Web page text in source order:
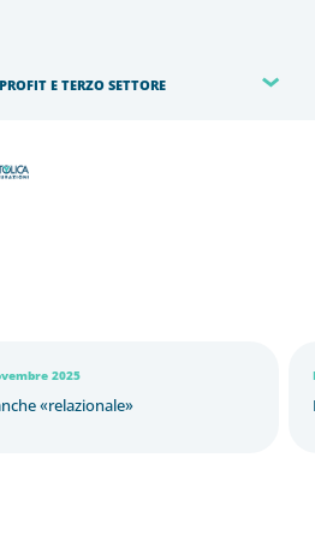
E TERZO SETTORE
«relazionale»
2025